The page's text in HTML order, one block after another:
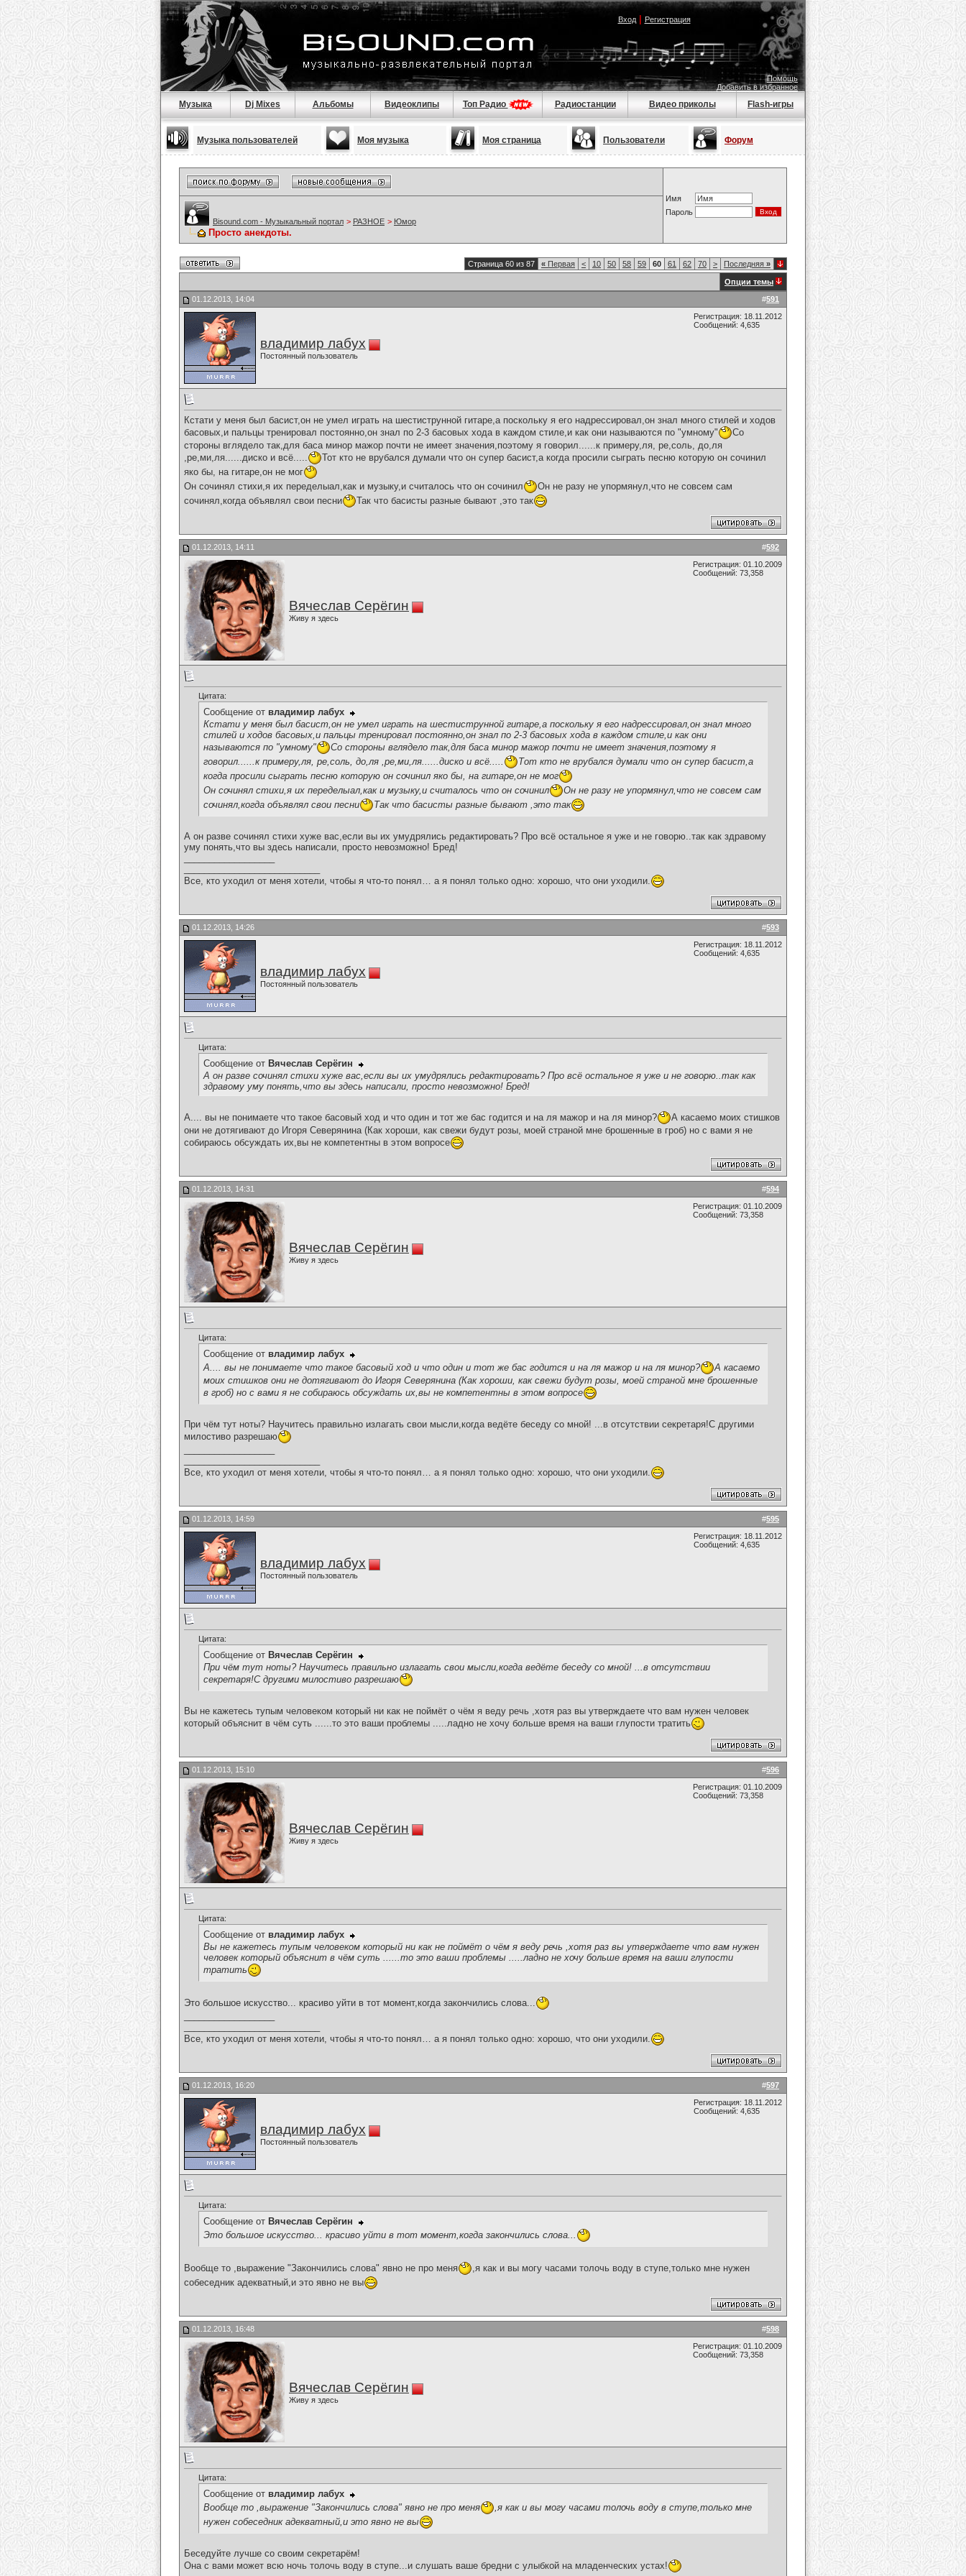
Вход| Регистрация
Помощь
Добавить в избранное
Музыка Dj Mixes Альбомы Видеоклипы Топ Радио Радиостанции Видео приколы Flash-игры
Музыка пользователей Моя музыка Моя страница Пользователи Форум
Имя
Пароль
Bisound.com - Музыкальный портал > РАЗНОЕ > Юмор
Просто анекдоты.
Страница 60 из 87 « Первая < 10 50 58 59 60 61 62 70 > Последняя »
Опции темы
#591
01.12.2013, 14:04
владимир лабух
Постоянный пользователь
Регистрация: 18.11.2012
Сообщений: 4,635
Кстати у меня был басист,он не умел играть на шестиструнной гитаре,а поскольку я его надрессировал,он знал много стилей и ходов
басовых,и пальцы тренировал постоянно,он знал по 2-3 басовых хода в каждом стиле,и как они называются по "умному"
Со
стороны вглядело так,для баса минор мажор почти не имеет значения,поэтому я говорил......к примеру,ля, ре,соль, до,ля
,ре,ми,ля......диско и всё.....
Тот кто не врубался думали что он супер басист,а когда просили сыграть песню которую он сочинил
яко бы, на гитаре,он не мог
Он сочинял стихи,я их переделыал,как и музыку,и считалось что он сочинил
Он не разу не упормянул,что не совсем сам
сочинял,когда объявлял свои песни
Так что басисты разные бывают ,это так
#592
01.12.2013, 14:11
Вячеслав Серёгин
Живу я здесь
Регистрация: 01.10.2009
Сообщений: 73,358
Цитата:
Сообщение от владимир лабух
Кстати у меня был басист,он не умел играть на шестиструнной гитаре,а поскольку я его надрессировал,он знал много
стилей и ходов басовых,и пальцы тренировал постоянно,он знал по 2-3 басовых хода в каждом стиле,и как они
называются по "умному"
Со стороны вглядело так,для баса минор мажор почти не имеет значения,поэтому я
говорил......к примеру,ля, ре,соль, до,ля ,ре,ми,ля......диско и всё.....
Тот кто не врубался думали что он супер басист,а
когда просили сыграть песню которую он сочинил яко бы, на гитаре,он не мог
Он сочинял стихи,я их переделыал,как и музыку,и считалось что он сочинил
Он не разу не упормянул,что не совсем сам
сочинял,когда объявлял свои песни
Так что басисты разные бывают ,это так
А он разве сочинял стихи хуже вас,если вы их умудрялись редактировать? Про всё остальное я уже и не говорю..так как здравому
уму понять,что вы здесь написали, просто невозможно! Бред!
Все, кто уходил от меня хотели, чтобы я что-то понял… а я понял только одно: хорошо, что они уходили.
#593
01.12.2013, 14:26
владимир лабух
Постоянный пользователь
Регистрация: 18.11.2012
Сообщений: 4,635
Цитата:
Сообщение от Вячеслав Серёгин
А он разве сочинял стихи хуже вас,если вы их умудрялись редактировать? Про всё остальное я уже и не говорю..так как
здравому уму понять,что вы здесь написали, просто невозможно! Бред!
А.... вы не понимаете что такое басовый ход и что один и тот же бас годится и на ля мажор и на ля минор?
А касаемо моих стишков
они не дотягивают до Игоря Северянина (Как хороши, как свежи будут розы, моей страной мне брошенные в гроб) но с вами я не
собираюсь обсуждать их,вы не компетентны в этом вопросе
#594
01.12.2013, 14:31
Вячеслав Серёгин
Живу я здесь
Регистрация: 01.10.2009
Сообщений: 73,358
Цитата:
Сообщение от владимир лабух
А.... вы не понимаете что такое басовый ход и что один и тот же бас годится и на ля мажор и на ля минор?
А касаемо
моих стишков они не дотягивают до Игоря Северянина (Как хороши, как свежи будут розы, моей страной мне брошенные
в гроб) но с вами я не собираюсь обсуждать их,вы не компетентны в этом вопросе
При чём тут ноты? Научитесь правильно излагать свои мысли,когда ведёте беседу со мной! ...в отсутствии секретаря!С другими
милостиво разрешаю
Все, кто уходил от меня хотели, чтобы я что-то понял… а я понял только одно: хорошо, что они уходили.
#595
01.12.2013, 14:59
владимир лабух
Постоянный пользователь
Регистрация: 18.11.2012
Сообщений: 4,635
Цитата:
Сообщение от Вячеслав Серёгин
При чём тут ноты? Научитесь правильно излагать свои мысли,когда ведёте беседу со мной! ...в отсутствии
секретаря!С другими милостиво разрешаю
Вы не кажетесь тупым человеком который ни как не поймёт о чём я веду речь ,хотя раз вы утверждаете что вам нужен человек
который объяснит в чём суть ......то это ваши проблемы .....ладно не хочу больше время на ваши глупости тратить
#596
01.12.2013, 15:10
Вячеслав Серёгин
Живу я здесь
Регистрация: 01.10.2009
Сообщений: 73,358
Цитата:
Сообщение от владимир лабух
Вы не кажетесь тупым человеком который ни как не поймёт о чём я веду речь ,хотя раз вы утверждаете что вам нужен
человек который объяснит в чём суть ......то это ваши проблемы .....ладно не хочу больше время на ваши глупости
тратить
Это большое искусство... красиво уйти в тот момент,когда закончились слова...
Все, кто уходил от меня хотели, чтобы я что-то понял… а я понял только одно: хорошо, что они уходили.
#597
01.12.2013, 16:20
владимир лабух
Постоянный пользователь
Регистрация: 18.11.2012
Сообщений: 4,635
Цитата:
Сообщение от Вячеслав Серёгин
Это большое искусство... красиво уйти в тот момент,когда закончились слова...
Вообще то ,выражение "Закончились слова" явно не про меня
,я как и вы могу часами толочь воду в ступе,только мне нужен
собеседник адекватный,и это явно не вы
#598
01.12.2013, 16:48
Вячеслав Серёгин
Живу я здесь
Регистрация: 01.10.2009
Сообщений: 73,358
Цитата:
Сообщение от владимир лабух
Вообще то ,выражение "Закончились слова" явно не про меня
,я как и вы могу часами толочь воду в ступе,только мне
нужен собеседник адекватный,и это явно не вы
Беседуйте лучше со своим секретарём!
Она с вами может всю ночь толочь воду в ступе...и слушать ваше бредни с улыбкой на младенческих устах!